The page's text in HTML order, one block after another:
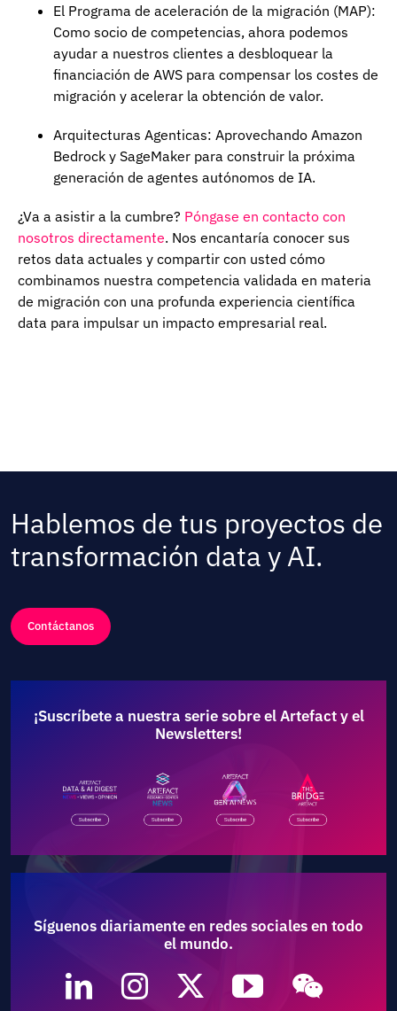
El Programa de aceleración de la migración (MAP):
Como socio de competencias, ahora podemos
ayudar a nuestros clientes a desbloquear la
financiación de AWS para compensar los costes de
migración y acelerar la obtención de valor.
Arquitecturas Agenticas: Aprovechando Amazon
Bedrock y SageMaker para construir la próxima
generación de agentes autónomos de IA.
¿Va a asistir a la cumbre? Póngase en contacto con
nosotros directamente. Nos encantaría conocer sus
retos data actuales y compartir con usted cómo
combinamos nuestra competencia validada en materia
de migración con una profunda experiencia científica
data para impulsar un impacto empresarial real.
Hablemos de tus proyectos de
transformación data y AI.
Contáctanos
¡Suscríbete a nuestra serie sobre el Artefact y el
Newsletters!
Síguenos diariamente en redes sociales en todo
el mundo.